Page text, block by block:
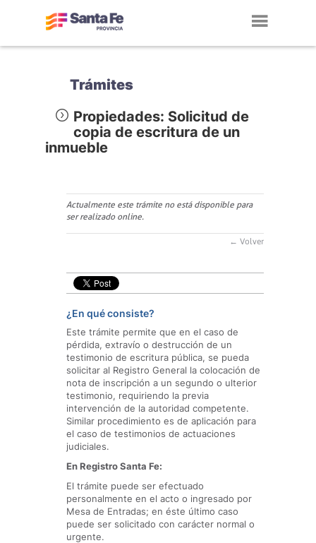
Trámites
Propiedades: Solicitud de
copia de escritura de un
inmueble
Actualmente este trámite no está disponible para
ser realizado online.
← Volver
¿En qué consiste?
Este trámite permite que en el caso de
pérdida, extravío o destrucción de un
testimonio de escritura pública, se pueda
solicitar al Registro General la colocación de
nota de inscripción a un segundo o ulterior
testimonio, requiriendo la previa
intervención de la autoridad competente.
Similar procedimiento es de aplicación para
el caso de testimonios de actuaciones
judiciales.
En Registro Santa Fe:
El trámite puede ser efectuado
personalmente en el acto o ingresado por
Mesa de Entradas; en éste último caso
puede ser solicitado con carácter normal o
urgente.